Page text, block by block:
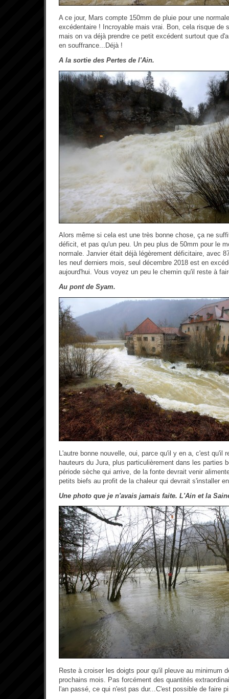
A ce jour, Mars compte 150mm de pluie pour une
excédentaire ! Incroyable mais vrai. Bon, cela risque de
mais on va déjà prendre ce petit excédent surtout que
en souffrance...Déjà !
A la sortie des Pertes de l'Ain.
Alors même si cela est une très bonne chose, ça ne
déficit, et pas qu'un peu. Un peu plus de 50mm pour le
normale. Janvier était déjà légèrement déficitaire, avec
les neuf derniers mois, seul décembre 2018 est en
aujourd'hui. Vous voyez un peu le chemin qu'il reste à
Au pont de Syam.
L'autre bonne nouvelle, oui, parce qu'il y en a, c'est qu'il
hauteurs du Jura, plus particulièrement dans les parties
période sèche qui arrive, de la fonte devrait venir
petits biefs au profit de la chaleur qui devrait s'installer
Une photo que je n'avais jamais faite. L'Ain et la
Reste à croiser les doigts pour qu'il pleuve au minimum
prochains mois. Pas forcément des quantités
l'an passé, ce qui n'est pas dur...C'est possible de faire